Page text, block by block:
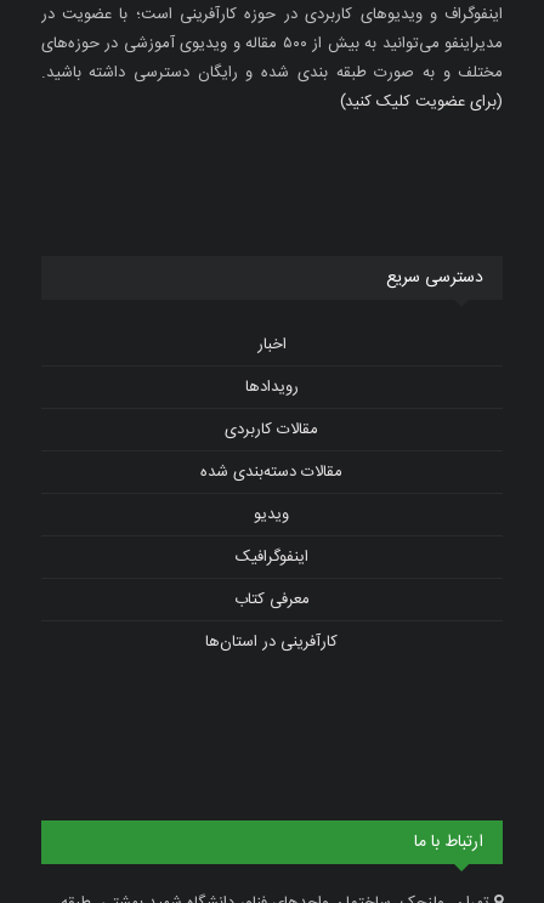
اینفوگراف و ویدیوهای کاربردی در حوزه کارآفرینی است؛ با عضویت در
مدیراینفو می‌توانید به بیش از ۵۰۰ مقاله و ویدیوی آموزشی در حوزه‌های
مختلف و به صورت طبقه بندی شده و رایگان دسترسی داشته باشید.
(برای عضویت کلیک کنید)
دسترسی سریع
اخبار
رویدادها
مقالات کاربردی
مقالات دسته‌بندی شده
ویدیو
اینفوگرافیک
معرفی کتاب
کارآفرینی در استان‌ها
ارتباط با ما